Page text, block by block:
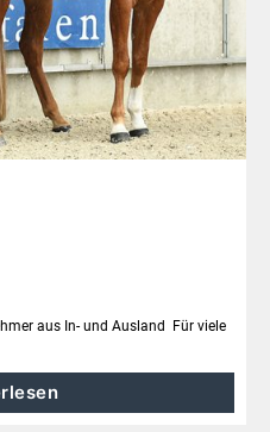
aus In- und Ausland Für viele